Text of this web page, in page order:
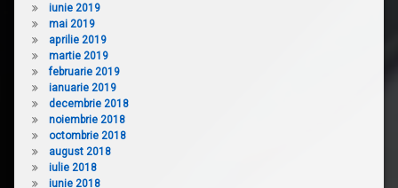
iunie 2019
mai 2019
aprilie 2019
martie 2019
februarie 2019
ianuarie 2019
decembrie 2018
noiembrie 2018
octombrie 2018
august 2018
iulie 2018
iunie 2018